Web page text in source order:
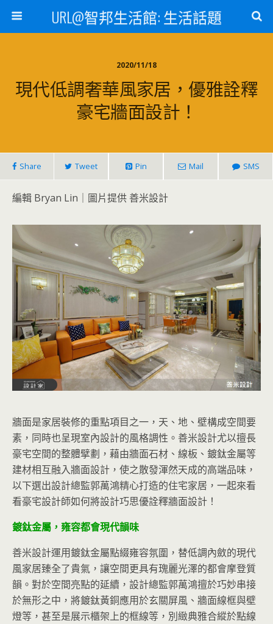
URL@智邦生活館: 生活話題
2020/11/18
現代低調奢華風家居，優雅詮釋
豪宅牆面設計！
Share Tweet Pin Mail SMS
編輯 Bryan Lin｜圖片提供 善米設計
牆面是家居裝修的重點項目之一，天、地、壁構成空間要
素，同時也呈現室內設計的風格調性。善米設計尤以擅長
豪宅空間的整體擘劃，藉由牆面石材、線板、鍍鈦金屬等
建材相互融入牆面設計，使之散發渾然天成的高端品味，
以下選出設計總監郭萬鴻精心打造的住宅家居，一起來看
看豪宅設計師如何將設計巧思優詮釋牆面設計！
鍍鈦金屬，雍容都會現代韻味
善米設計運用鍍鈦金屬點綴雍容氛圍，替低調內斂的現代
風家居臻全了貴氣，讓空間更具有瑰麗光澤的都會摩登質
韻。對於空間亮點的延續，設計總監郭萬鴻擅於巧妙串接
於無形之中，將鍍鈦黃銅應用於玄關屏風、牆面線框與壁
燈等，甚至是展示櫃架上的框線等，別緻典雅合縱於點線